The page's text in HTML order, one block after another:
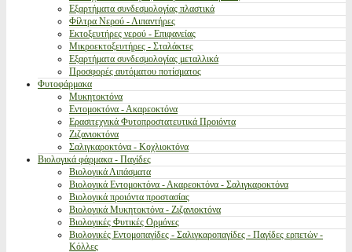
Εξαρτήματα συνδεσμολογίας πλαστικά
Φίλτρα Νερού - Λιπαντήρες
Εκτοξευτήρες νερού - Επιφανείας
Μικροεκτοξευτήρες - Σταλάκτες
Εξαρτήματα συνδεσμολογίας μεταλλικά
Προσφορές αυτόματου ποτίσματος
Φυτοφάρμακα
Μυκητοκτόνα
Εντομοκτόνα - Ακαρεοκτόνα
Ερασιτεχνικά Φυτοπροστατευτικά Προιόντα
Ζιζανιοκτόνα
Σαλιγκαροκτόνα - Κοχλιοκτόνα
Βιολογικά φάρμακα - Παγίδες
Βιολογικά Λιπάσματα
Βιολογικά Εντομοκτόνα - Ακαρεοκτόνα - Σαλιγκαροκτόνα
Βιολογικά προιόντα προστασίας
Βιολογικά Μυκητοκτόνα - Ζιζανιοκτόνα
Βιολογικές Φυτικές Ορμόνες
Βιολογικές Εντομοπαγίδες - Σαλιγκαροπαγίδες - Παγίδες ερπετών -
Κόλλες